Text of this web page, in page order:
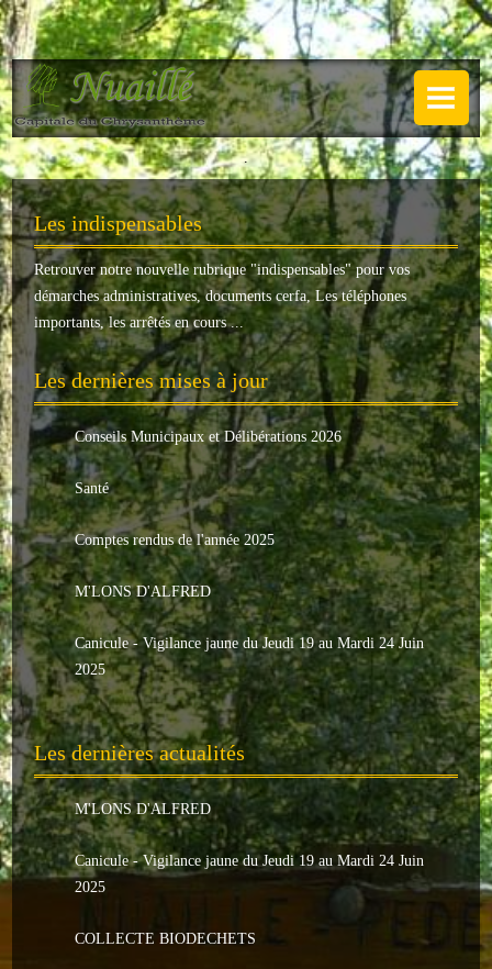
NUAILLÉ
Plan de Nuaillé
Sentiers pédestres
Guide annuel
Histoire
Galerie
LA MAIRIE
Horaires
Agence postale
Le conseil municipal
Les élus
Les commissions
Les comptes rendus
Le personnel communal
L'Echo de Nuaillé
Tarifs et locations
Galeries photos
INDISPENSABLES
Nouveaux arrivants
.
Les indispensables
Retrouver notre nouvelle rubrique "indispensables" pour vos
démarches administratives, documents cerfa, Les téléphones
importants, les arrêtés en cours ...
Les dernières mises à jour
Conseils Municipaux et Délibérations 2026
Santé
Comptes rendus de l'année 2025
M'LONS D'ALFRED
Canicule - Vigilance jaune du Jeudi 19 au Mardi 24 Juin
2025
Les dernières actualités
M'LONS D'ALFRED
Canicule - Vigilance jaune du Jeudi 19 au Mardi 24 Juin
2025
COLLECTE BIODECHETS